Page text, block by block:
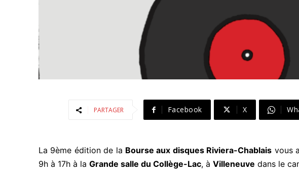
PARTAGER Facebook X
La 9ème édition de la Bourse aux disques Riviera-Chablais vous
9h à 17h à la Grande salle du Collège-Lac, à Villeneuve dans le